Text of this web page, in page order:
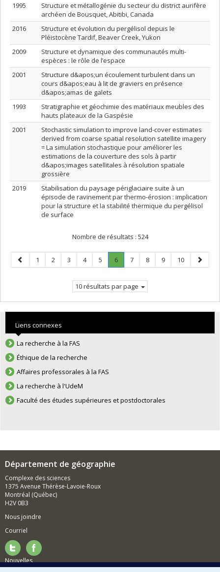
1995
Structure et métallogénie du secteur du district aurifère
archéen de Bousquet, Abitibi, Canada
2016
Structure et évolution du pergélisol depuis le
Pléistocène Tardif, Beaver Creek, Yukon
2009
Structure et dynamique des communautés multi-
espèces : le rôle de l’espace
2001
Structure d&apos;un écoulement turbulent dans un
cours d&apos;eau à lit de graviers en présence
d&apos;amas de galets
1993
Stratigraphie et géochimie des matériaux meubles des
hauts plateaux de la Gaspésie
2001
Stochastic simulation to improve land-cover estimates
derived from coarse spatial resolution satellite imagery
= La simulation stochastique pour améliorer les
estimations de la couverture des sols à partir
d&apos;images satellitales à résolution spatiale
grossière
2019
Stabilisation du paysage périglaciaire suite à un
épisode de ravinement par thermo-érosion : implication
pour la structure et la stabilité thermique du pergélisol
de surface
Nombre de résultats : 524
Page
précédente
Page
1 Page
2 Page
3 Page
4 Page
5 Page
6.
Page
Page
7 Page
8 Page
9 Page
10
Page
10 résultats par page
Liens connexes
La recherche à la FAS
Éthique de la recherche
Affaires professorales à la FAS
La recherche à l'UdeM
Faculté des études supérieures et postdoctorales
Département de géographie
Complexe des sciences
1375 Avenue Thérèse-Lavoie-Roux
Montréal (Québec)
H2V 0B3
Nous joindre
Courriel
Nouvelles